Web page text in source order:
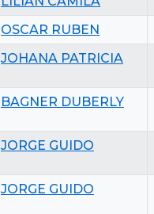
OSCAR RUBEN
JOHANA PATRICIA
BAGNER DUBERLY
JORGE GUIDO
JORGE GUIDO